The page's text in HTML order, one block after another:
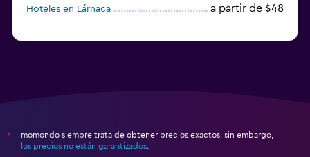
Hoteles en Lárnaca
a partir de $48
*
momondo siempre trata de obtener precios exactos, sin embargo,
los precios no están garantizados